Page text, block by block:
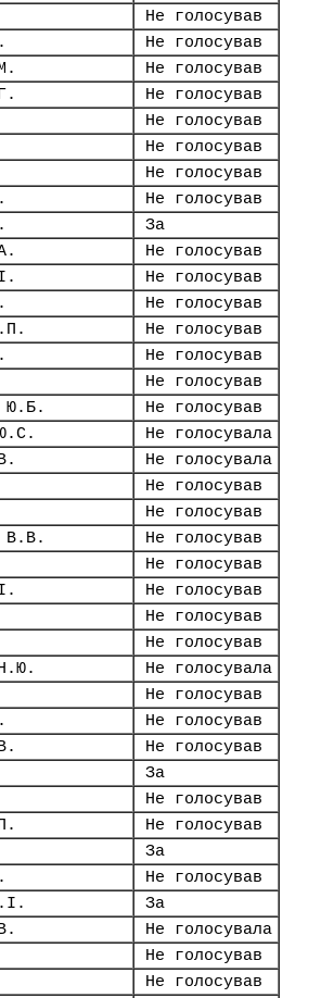
Не голосував
Не голосував
Не голосував
Не голосував
Не голосував
Не голосував
Не голосував
Не голосував
За
Не голосував
Не голосував
Не голосував
Не голосував
Не голосував
Не голосував
Ю.Б.
Не голосував
Не голосувала
Не голосувала
Не голосував
Не голосував
В.В.
Не голосував
Не голосував
Не голосував
Не голосував
Не голосував
Не голосувала
Не голосував
Не голосував
Не голосував
За
Не голосував
Не голосував
За
Не голосував
За
Не голосувала
Не голосував
Не голосував